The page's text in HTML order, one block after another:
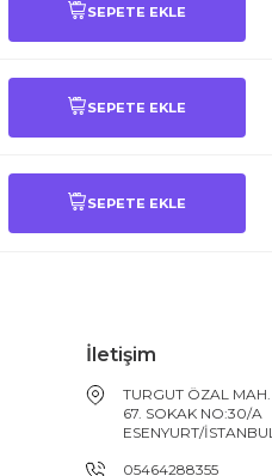
SEPETE EKLE
SEPETE EKLE
SEPETE EKLE
İletişim
TURGUT ÖZAL MAH.
67. SOKAK NO:30/A
ESENYURT/İSTANBUL
05464288355